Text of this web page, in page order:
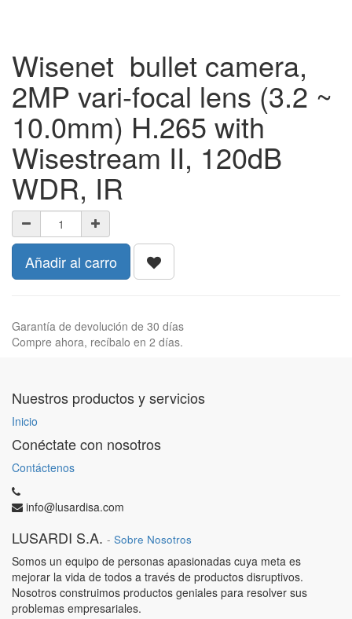
Wisenet bullet camera,
2MP vari-focal lens (3.2 ~
10.0mm) H.265 with
Wisestream II, 120dB
WDR, IR
Añadir al carro
Garantía de devolución de 30 días
Compre ahora, recíbalo en 2 días.
Nuestros productos y servicios
Inicio
Conéctate con nosotros
Contáctenos
info@lusardisa.com
LUSARDI S.A. - Sobre Nosotros
Somos un equipo de personas apasionadas cuya meta es
mejorar la vida de todos a través de productos disruptivos.
Nosotros construimos productos geniales para resolver sus
problemas empresariales.